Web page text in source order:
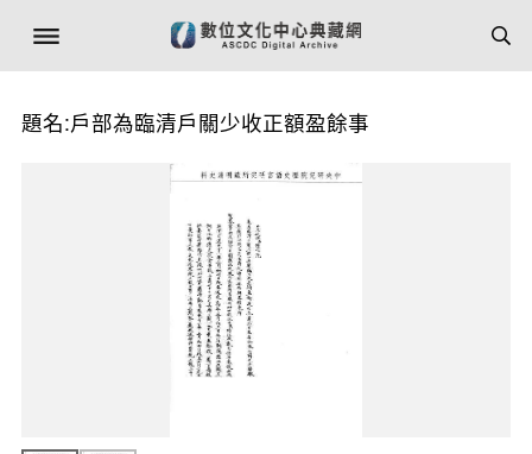
題名:戶部為臨清戶關少收正額盈餘事